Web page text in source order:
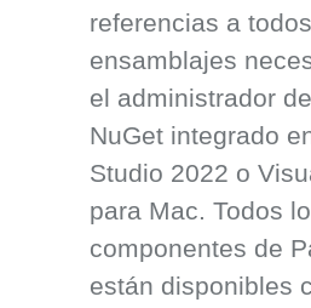
referencias a
ensamblajes
el administrador
NuGet integrado
Studio 2022 o
para Mac. Todos
componentes de
están disponibles